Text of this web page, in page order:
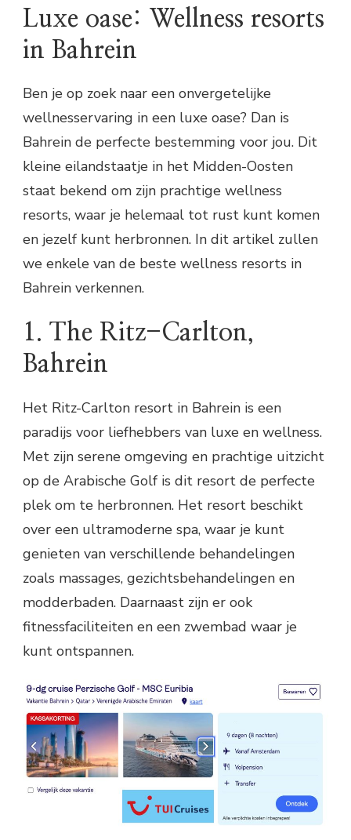
Luxe oase: Wellness resorts
in Bahrein
Ben je op zoek naar een onvergetelijke
wellnesservaring in een luxe oase? Dan is
Bahrein de perfecte bestemming voor jou. Dit
kleine eilandstaatje in het Midden-Oosten
staat bekend om zijn prachtige wellness
resorts, waar je helemaal tot rust kunt komen
en jezelf kunt herbronnen. In dit artikel zullen
we enkele van de beste wellness resorts in
Bahrein verkennen.
1. The Ritz-Carlton,
Bahrein
Het Ritz-Carlton resort in Bahrein is een
paradijs voor liefhebbers van luxe en wellness.
Met zijn serene omgeving en prachtige uitzicht
op de Arabische Golf is dit resort de perfecte
plek om te herbronnen. Het resort beschikt
over een ultramoderne spa, waar je kunt
genieten van verschillende behandelingen
zoals massages, gezichtsbehandelingen en
modderbaden. Daarnaast zijn er ook
fitnessfaciliteiten en een zwembad waar je
kunt ontspannen.